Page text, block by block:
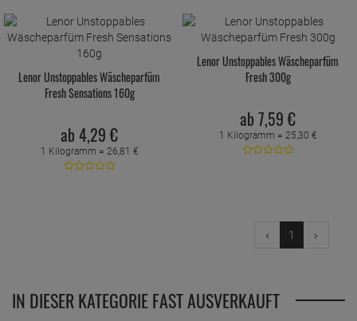
Lenor Unstoppables Wäscheparfüm
Fresh Sensations 160g
ab 4,29 €
1 Kilogramm = 26,81 €
Lenor Unstoppables Wäscheparfüm
Fresh 300g
ab 7,59 €
1 Kilogramm = 25,30 €
1
IN DIESER KATEGORIE FAST AUSVERKAUFT